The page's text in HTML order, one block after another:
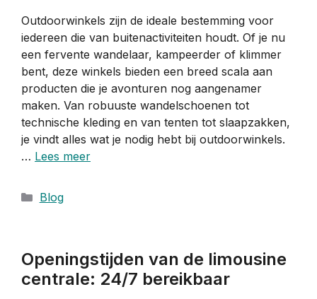
Outdoorwinkels zijn de ideale bestemming voor
iedereen die van buitenactiviteiten houdt. Of je nu
een fervente wandelaar, kampeerder of klimmer
bent, deze winkels bieden een breed scala aan
producten die je avonturen nog aangenamer
maken. Van robuuste wandelschoenen tot
technische kleding en van tenten tot slaapzakken,
je vindt alles wat je nodig hebt bij outdoorwinkels.
… Lees meer
Categorieën
Blog
Openingstijden van de limousine
centrale: 24/7 bereikbaar